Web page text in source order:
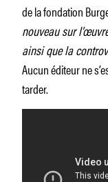
de la fondation
nouveau sur
ainsi que la
Aucun éditeur ne
tarder.